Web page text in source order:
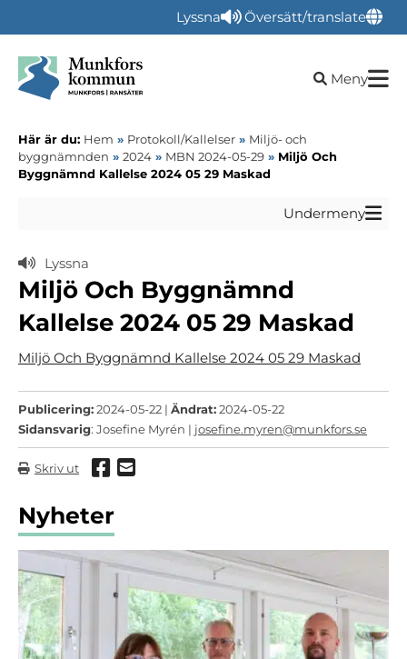
Lyssna Översätt/translate
Öppna
Meny
Här är du: Hem » Protokoll/Kallelser » Miljö- och
byggnämnden » 2024 » MBN 2024-05-29 » Miljö Och
Byggnämnd Kallelse 2024 05 29 Maskad
Undermeny
Lyssna
Miljö Och Byggnämnd
Kallelse 2024 05 29 Maskad
Miljö Och Byggnämnd Kallelse 2024 05 29 Maskad
Publicering:2024-05-22 | Ändrat:2024-05-22
Sidansvarig: Josefine Myrén | josefine.myren@munkfors.se
Skriv ut Dela via Facebook
Dela via mail
Nyheter